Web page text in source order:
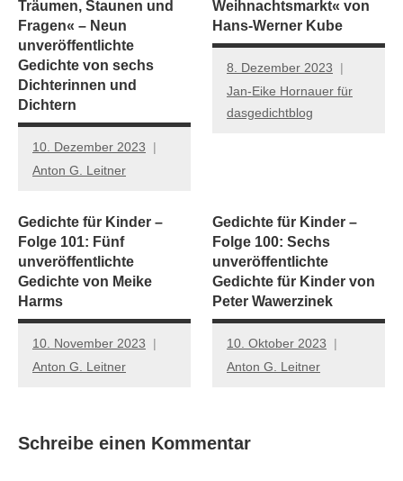
Träumen, Staunen und
Fragen« – Neun
unveröffentlichte
Gedichte von sechs
Dichterinnen und
Dichtern
10. Dezember 2023
Anton G. Leitner
Weihnachtsmarkt« von
Hans-Werner Kube
8. Dezember 2023
Jan-Eike Hornauer für
dasgedichtblog
Gedichte für Kinder –
Folge 101: Fünf
unveröffentlichte
Gedichte von Meike
Harms
10. November 2023
Anton G. Leitner
Gedichte für Kinder –
Folge 100: Sechs
unveröffentlichte
Gedichte für Kinder von
Peter Wawerzinek
10. Oktober 2023
Anton G. Leitner
Schreibe einen Kommentar